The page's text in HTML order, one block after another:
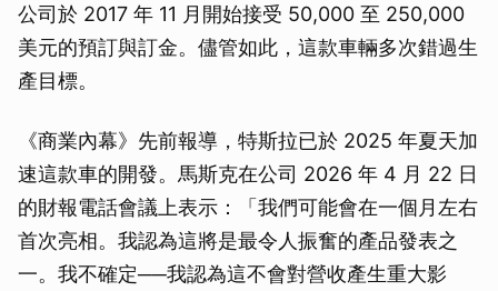
公司於 2017 年 11 月開始接受 50,000 至 250,000
美元的預訂與訂金。儘管如此，這款車輛多次錯過生
產目標。
《商業內幕》先前報導，特斯拉已於 2025 年夏天加
速這款車的開發。馬斯克在公司 2026 年 4 月 22 日
的財報電話會議上表示：「我們可能會在一個月左右
首次亮相。我認為這將是最令人振奮的產品發表之
一。我不確定──我認為這不會對營收產生重大影